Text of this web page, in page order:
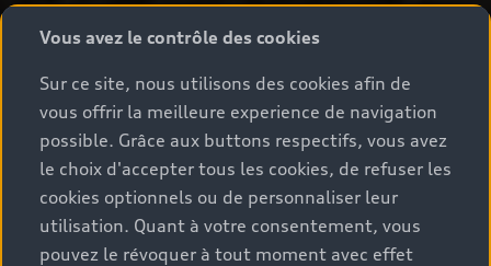
Vous avez le contrôle des cookies
Sur ce site, nous utilisons des cookies afin de
vous offrir la meilleure experience de navigation
possible. Grâce aux buttons respectifs, vous avez
le choix d'accepter tous les cookies, de refuser les
cookies optionnels ou de personnaliser leur
utilisation. Quant à votre consentement, vous
pouvez le révoquer à tout moment avec effet